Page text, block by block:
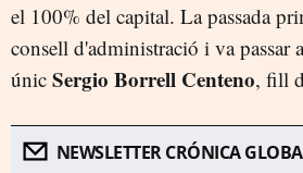
el 100% del capital. La passada
consell d'administració i va passar
únic Sergio Borrell Centeno, fill
NEWSLETTER CRÓNICA